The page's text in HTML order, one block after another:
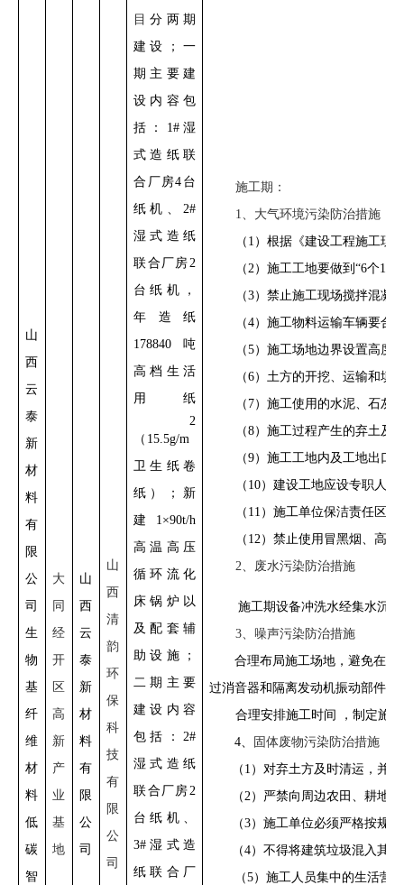
山
西
云
泰
新
材
料
有
限
公
司
生
物
基
纤
维
材
料
低
碳
智
大
同
经
开
区
高
新
产
业
基
地
山
西
云
泰
新
材
料
有
限
公
司
山
西
清
韵
环
保
科
技
有
限
公
司
目分两期
建设；一
期主要建
设内容包
括：1#湿
式造纸联
合厂房4台
纸机、2#
湿式造纸
联合厂房2
台纸机
，
年 造纸
178840吨
高档生活
用纸
（15.5g/m
2
卫生纸卷
纸）
；
新
建 1×90t/h
高温高压
循环流化
床锅炉以
及配套辅
助设施；
二期主要
建设内容
包括：2#
湿式造纸
联合厂房2
台纸机、
3#湿式造
纸联合厂
施工期：
1、大气环境污染防治措施
（1）根据《建设工程施工
（2）施工工地要做到“6个
（3）禁止施工现场搅拌混凝
（4）施工物料运输车辆要
（5）施工场地边界设置高度
（6）土方的开挖、运输和
（7）施工使用的水泥、石灰
（8）施工过程产生的弃土及
（9）施工工地内及工地出口
（10）建设工地应设专职人
（11）施工单位保洁责任区
（12）禁止使用冒黑烟、高
2、废水污染防治措施
施工期设备冲洗水经集水沉
3、噪声污染防治措施
合理布局施工场地，避免在
过消音器和隔离发动机振动部件
合理安排施工时间 ，制定施
4、
固体废物污染防治措施
（1）对弃土方及时清运，并
（2）严禁向周边农田、耕地
（3）施工单位必须严格按规
（4）不得将建筑垃圾混入其
（5）施工人员集中的生活